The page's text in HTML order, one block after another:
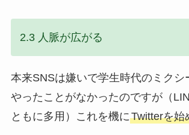
2.3 人脈が広がる
本来SNSは嫌いで学生時代のミクシ
やったことがなかったのですが（
ともに多用）これを機にTwitterを始